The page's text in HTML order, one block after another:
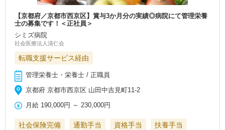
【京都府／京都市西京区】賞与3か月分の実績◎病院にて管理栄養
士の募集です！＜正社員＞
シミズ病院
社会医療法人清仁会
転職支援サービス経由
管理栄養士・栄養士 / 正職員
京都府 京都市西京区 山田中吉見町11-2
月給 190,000円 ～230,000円
社会保険完備 通勤手当 資格手当
扶養手当